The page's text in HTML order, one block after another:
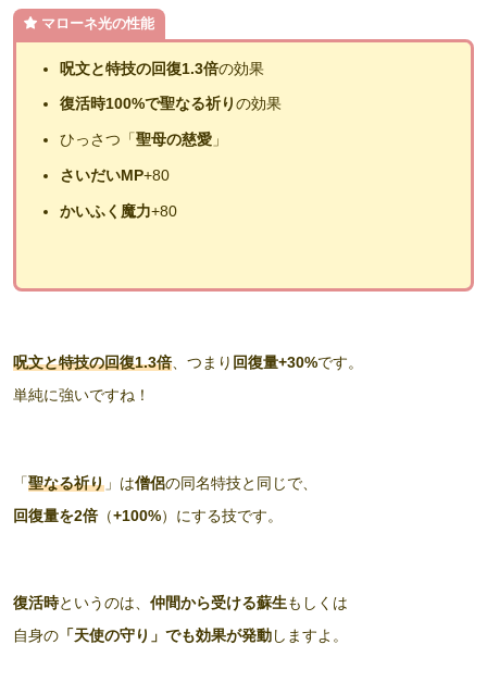
マローネ光の性能
呪文と特技の回復1.3倍の効果
復活時100%で聖なる祈りの効果
ひっさつ「聖母の慈愛」
さいだいMP+80
かいふく魔力+80
呪文と特技の回復1.3倍、つまり 回復量+30%です。
単純に強いですね！
「聖なる祈り 」は僧侶の同名特技と同じで、
回復量を2倍（+100%）にする技です。
復活時というのは、 仲間から受ける蘇生もしくは
自身の 「天使の守り」でも効果が発動しますよ。